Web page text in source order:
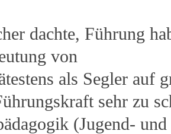
dachte, Führung
von
als Segler auf
sehr zu
(Jugend-